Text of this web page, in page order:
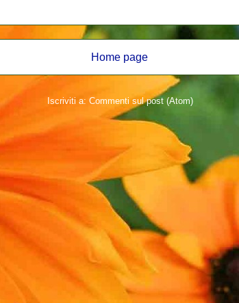
Home page
Iscriviti a: Commenti sul post (Atom)